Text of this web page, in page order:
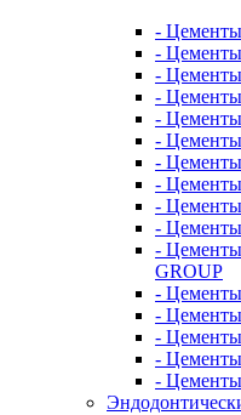
-
-
-
-
-
-
-
-
-
-
-
GROUP
-
-
-
-
-